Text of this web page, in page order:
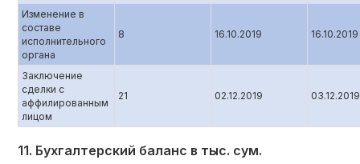
Изменение в
составе
исполнительного
органа
8 16.10.2019 16.10.2019
Заключение
сделки с
аффилированным
лицом
21 02.12.2019 03.12.2019
11. Бухгалтерский баланс в тыс. сум.